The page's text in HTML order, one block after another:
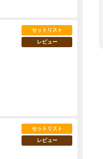
セットリスト
レビュー
セットリスト
レビュー